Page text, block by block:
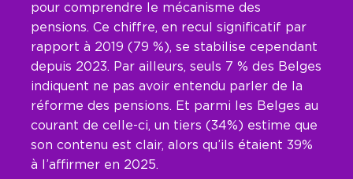
pour comprendre le mécanisme des
pensions. Ce chiffre, en recul significatif par
rapport à 2019 (79 %), se stabilise cependant
depuis 2023. Par ailleurs, seuls 7 % des Belges
indiquent ne pas avoir entendu parler de la
réforme des pensions. Et parmi les Belges au
courant de celle-ci, un tiers (34%) estime que
son contenu est clair, alors qu’ils étaient 39%
à l’affirmer en 2025.